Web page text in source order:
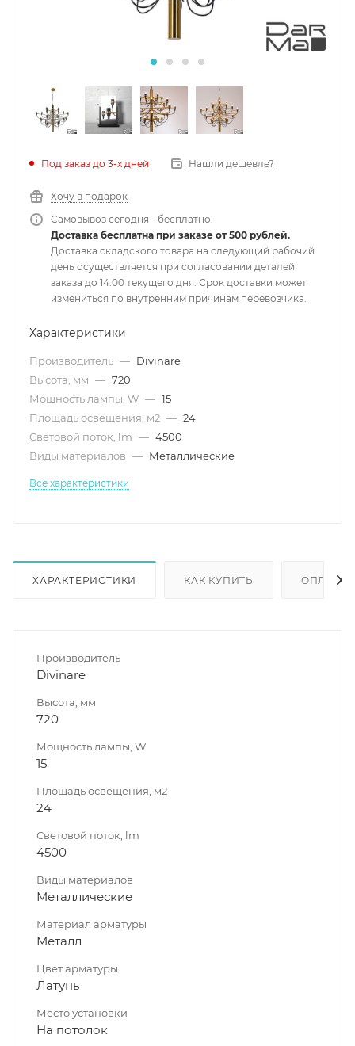
Под заказ до 3-х дней Нашли дешевле?
Хочу в подарок
Самовывоз сегодня - бесплатно.
Доставка бесплатна при заказе от 500 рублей.
Доставка складского товара на следующий рабочий
день осуществляется при согласовании деталей
заказа до 14.00 текущего дня. Срок доставки может
измениться по внутренним причинам перевозчика.
Характеристики
Производитель — Divinare
Высота, мм — 720
Мощность лампы, W — 15
Площадь освещения, м2 — 24
Световой поток, lm — 4500
Виды материалов — Металлические
Все характеристики
ХАРАКТЕРИСТИКИ КАК КУПИТЬ ОПЛАТА
Производитель
Divinare
Высота, мм
720
Мощность лампы, W
15
Площадь освещения, м2
24
Световой поток, lm
4500
Виды материалов
Металлические
Материал арматуры
Металл
Цвет арматуры
Латунь
Место установки
На потолок